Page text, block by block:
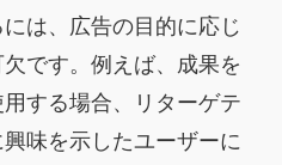
は、広告の目的に応じ
です。例えば、成果を
する場合、リターゲテ
味を示したユーザーに